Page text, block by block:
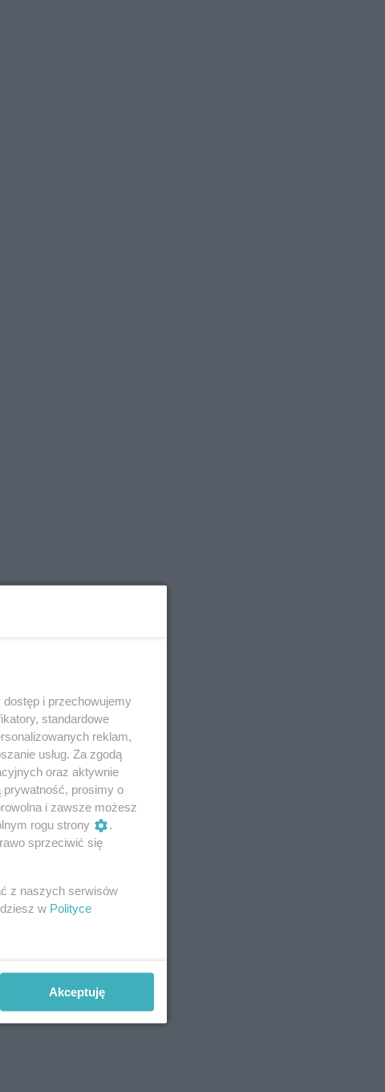
i przechowujemy
standardowe
reklam,
usług. Za zgodą
oraz aktywnie
prywatność, prosimy o
i zawsze możesz
rogu strony
.
sprzeciwić się
z naszych serwisów
w Polityce
Akceptuję